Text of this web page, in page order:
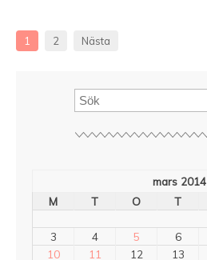
1 2 Nästa
mars 2014
M
T O T
3
4 5 6
10
11 12 13